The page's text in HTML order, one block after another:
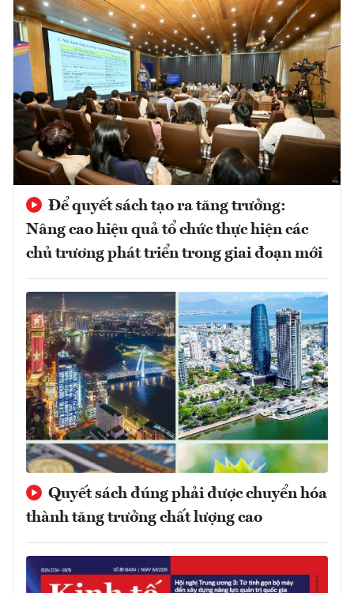
Để quyết sách tạo ra tăng trưởng:
Nâng cao hiệu quả tổ chức thực hiện các
chủ trương phát triển trong giai đoạn mới
Quyết sách đúng phải được chuyển hóa
thành tăng trưởng chất lượng cao